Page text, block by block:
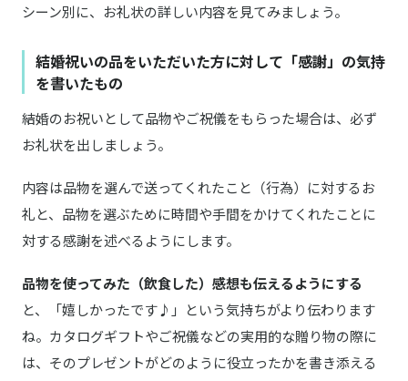
シーン別に、お礼状の詳しい内容を見てみましょう。
結婚祝いの品をいただいた方に対して「感謝」の気持
を書いたもの
結婚のお祝いとして品物やご祝儀をもらった場合は、必ず
お礼状を出しましょう。
内容は品物を選んで送ってくれたこと（行為）に対するお
礼と、品物を選ぶために時間や手間をかけてくれたことに
対する感謝を述べるようにします。
品物を使ってみた（飲食した）感想も伝えるようにする
と、「嬉しかったです♪」という気持ちがより伝わります
ね。カタログギフトやご祝儀などの実用的な贈り物の際に
は、そのプレゼントがどのように役立ったかを書き添える